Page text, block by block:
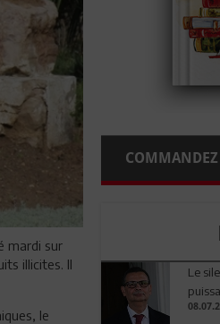
mardi sur
illicites. Il
le
Le